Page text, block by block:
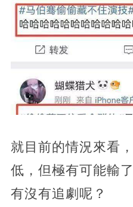
就目前的情況來看
低，但極有可能輸
有沒有追劇呢？